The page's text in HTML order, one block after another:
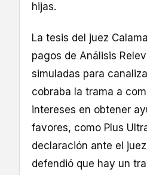
hijas.
La tesis del juez
pagos de Análisis
simuladas para
cobraba la trama a
intereses en obtener
favores, como Plus
declaración ante el
defendió que hay un